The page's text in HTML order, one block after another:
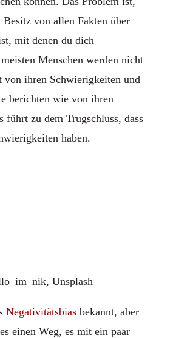
von allen Fakten über
mit denen du dich
Menschen werden nicht
von ihren Schwierigkeiten und
berichten wie von ihren
führt zu dem Trugschluss, dass
haben.
Unsplash
Negativitätsbiasbekannt, aber
einen Weg, es mit ein paar